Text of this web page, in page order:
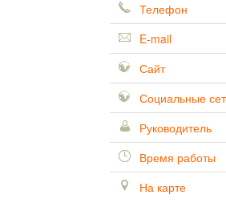
Телефон
E-mail
Сайт
Социальные
Руководитель
Время работы
На карте